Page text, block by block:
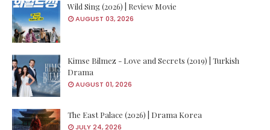
Wild Sing (2026) | Review Movie
AUGUST 03, 2026
Kimse Bilmez - Love and Secrets (2019) | Turkish
Drama
AUGUST 01, 2026
The East Palace (2026) | Drama Korea
JULY 24, 2026